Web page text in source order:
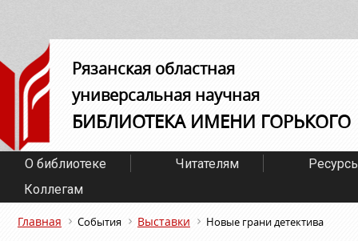
Рязанская областная
универсальная научная
БИБЛИОТЕКА ИМЕНИ ГОРЬКОГО
О библиотеке Читателям
Коллегам
Главная События Выставки Новые грани детектива